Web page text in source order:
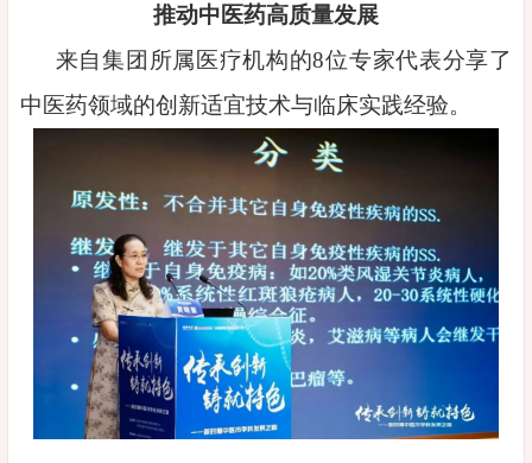
推动中医药高质量发展
来自集团所属医疗机构的8位专家代表分享了
中医药领域的创新适宜技术与临床实践经验。